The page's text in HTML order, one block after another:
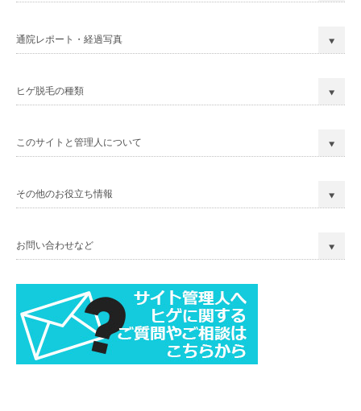
通院レポート・経過写真
ヒゲ脱毛の種類
このサイトと管理人について
その他のお役立ち情報
お問い合わせなど